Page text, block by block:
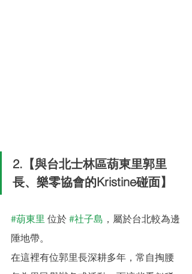
2.【與台北士林區葫東里郭里
長、樂零協會的Kristine碰面】
#葫東里 位於 #社子島 ，屬於台北較為邊
陲地帶。
在這裡有位郭里長深耕多年，常自掏腰